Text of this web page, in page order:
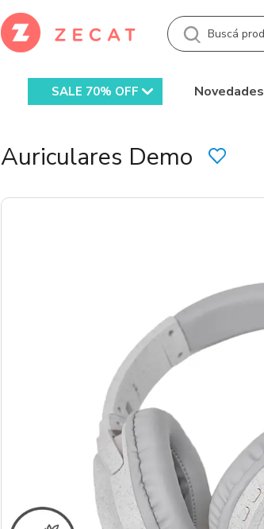
SALE 70% OFF Novedades
Auriculares Demo